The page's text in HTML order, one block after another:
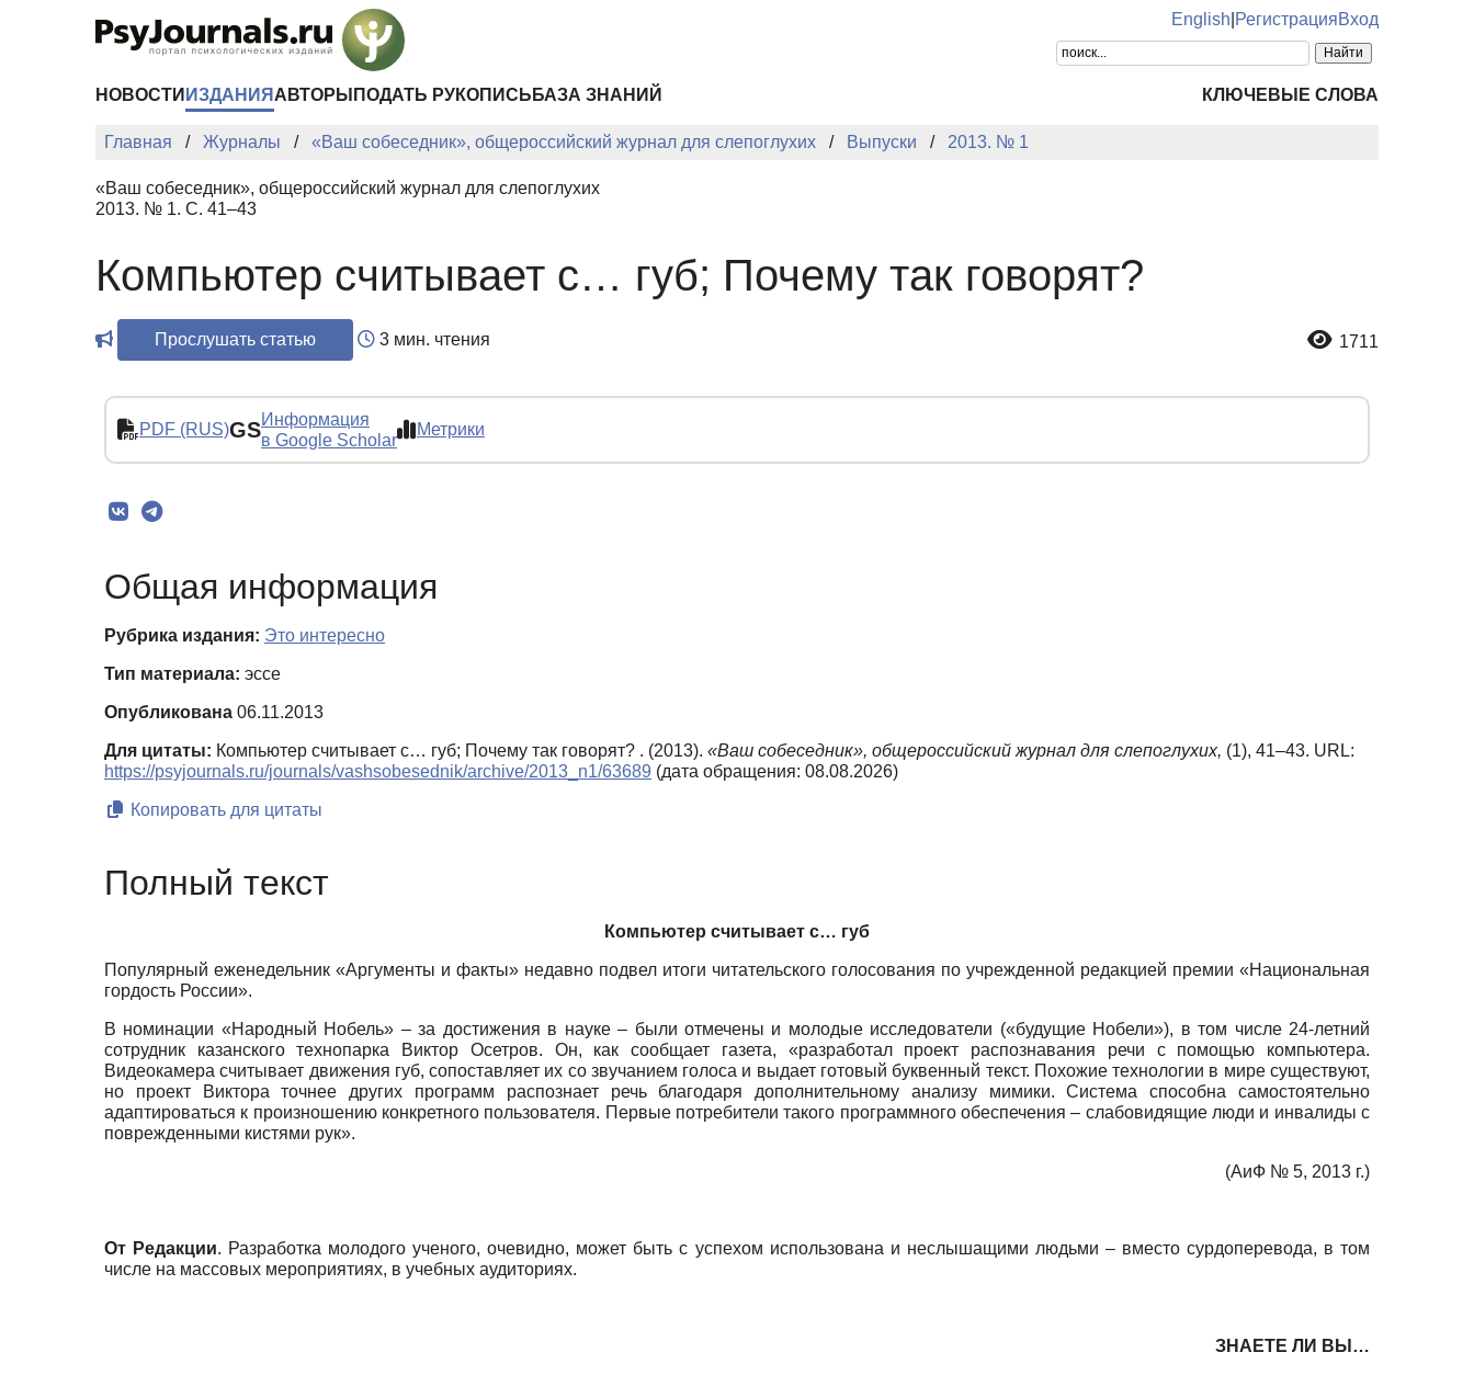
English РегистрацияВход
НОВОСТИ ИЗДАНИЯ АВТОРЫ ПОДАТЬ РУКОПИСЬ БАЗА ЗНАНИЙ КЛЮЧЕВЫЕ СЛОВА
Главная Журналы «Ваш собеседник», общероссийский журнал для слепоглухих Выпуски 2013. № 1
«Ваш собеседник», общероссийский журнал для слепоглухих
2013. № 1. С. 41–43
Компьютер считывает с… губ; Почему так говорят?
Прослушать статью 3 мин. чтения 1711
PDF (RUS)GSИнформация
в Google Scholar
Метрики
Общая информация
Рубрика издания: Это интересно
Тип материала: эссе
Опубликована 06.11.2013
Для цитаты: Компьютер считывает с… губ; Почему так говорят? . (2013). «Ваш собеседник», общероссийский журнал для слепоглухих, (1), 41–43. URL:
https://psyjournals.ru/journals/vashsobesednik/archive/2013_n1/63689 (дата обращения: 08.08.2026)
Копировать для цитаты
Полный текст
Компьютер считывает с… губ
Популярный еженедельник «Аргументы и факты» недавно подвел итоги читательского голосования по учрежденной редакцией премии «Национальная
гордость России».
В номинации «Народный Нобель» – за достижения в науке – были отмечены и молодые исследователи («будущие Нобели»), в том числе 24-летний
сотрудник казанского технопарка Виктор Осетров. Он, как сообщает газета, «разработал проект распознавания речи с помощью компьютера.
Видеокамера считывает движения губ, сопоставляет их со звучанием голоса и выдает готовый буквенный текст. Похожие технологии в мире существуют,
но проект Виктора точнее других программ распознает речь благодаря дополнительному анализу мимики. Система способна самостоятельно
адаптироваться к произношению конкретного пользователя. Первые потребители такого программного обеспечения – слабовидящие люди и инвалиды с
поврежденными кистями рук».
(АиФ № 5, 2013 г.)
От Редакции. Разработка молодого ученого, очевидно, может быть с успехом использована и неслышащими людьми – вместо сурдоперевода, в том
числе на массовых мероприятиях, в учебных аудиториях.
ЗНАЕТЕ ЛИ ВЫ…